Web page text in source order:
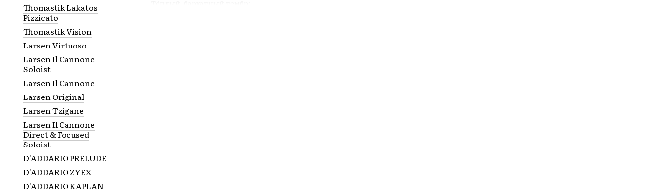
Thomastik Lakatos
Pizzicato
Thomastik Vision
Larsen Virtuoso
Larsen Il Cannone
Soloist
Larsen Il Cannone
Larsen Original
Larsen Tzigane
Larsen Il Cannone
Direct & Focused
Soloist
D'ADDARIO PRELUDE
D'ADDARIO ZYEX
D'ADDARIO KAPLAN